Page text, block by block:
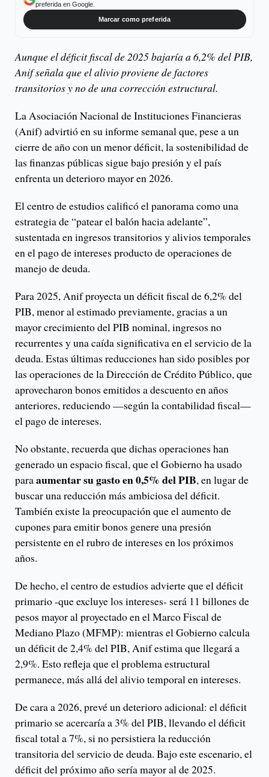
preferida en Google.
Marcar como preferida
Aunque el déficit fiscal de 2025 bajaría a 6,2% del PIB,
Anif señala que el alivio proviene de factores
transitorios y no de una corrección estructural.
La Asociación Nacional de Instituciones Financieras
(Anif) advirtió en su informe semanal que, pese a un
cierre de año con un menor déficit, la sostenibilidad de
las finanzas públicas sigue bajo presión y el país
enfrenta un deterioro mayor en 2026.
El centro de estudios calificó el panorama como una
estrategia de “patear el balón hacia adelante”,
sustentada en ingresos transitorios y alivios temporales
en el pago de intereses producto de operaciones de
manejo de deuda.
Para 2025, Anif proyecta un déficit fiscal de 6,2% del
PIB, menor al estimado previamente, gracias a un
mayor crecimiento del PIB nominal, ingresos no
recurrentes y una caída significativa en el servicio de la
deuda. Estas últimas reducciones han sido posibles por
las operaciones de la Dirección de Crédito Público, que
aprovecharon bonos emitidos a descuento en años
anteriores, reduciendo —según la contabilidad fiscal—
el pago de intereses.
No obstante, recuerda que dichas operaciones han
generado un espacio fiscal, que el Gobierno ha usado
paraaumentar su gasto en 0,5% del PIB, en lugar de
buscar una reducción más ambiciosa del déficit.
También existe la preocupación que el aumento de
cupones para emitir bonos genere una presión
persistente en el rubro de intereses en los próximos
años.
De hecho, el centro de estudios advierte que el déficit
primario -que excluye los intereses- será 11 billones de
pesos mayor al proyectado en el Marco Fiscal de
Mediano Plazo (MFMP): mientras el Gobierno calcula
un déficit de 2,4% del PIB, Anif estima que llegará a
2,9%. Esto refleja que el problema estructural
permanece, más allá del alivio temporal en intereses.
De cara a 2026, prevé un deterioro adicional: el déficit
primario se acercaría a 3% del PIB, llevando el déficit
fiscal total a 7%, si no persistiera la reducción
transitoria del servicio de deuda. Bajo este escenario, el
déficit del próximo año sería mayor al de 2025.